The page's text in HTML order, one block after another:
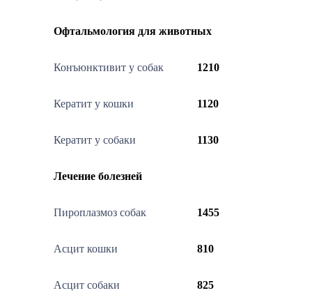
Офтальмология для животных
Конъюнктивит у собак 1210
Кератит у кошки 1120
Кератит у собаки 1130
Лечение болезней
Пироплазмоз собак 1455
Асцит кошки 810
Асцит собаки 825